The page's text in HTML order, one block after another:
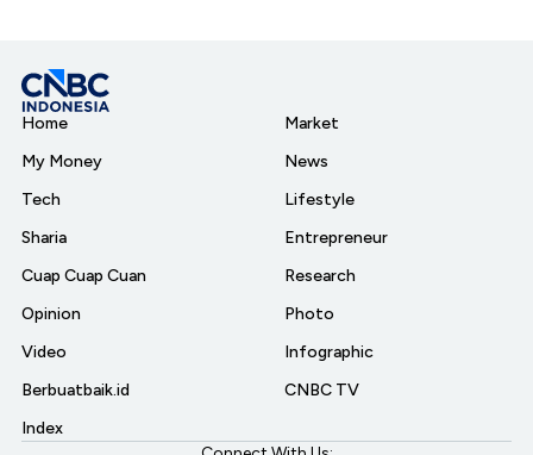
Home
My Money
Tech
Sharia
Cuap Cuap Cuan
Opinion
Video
Berbuatbaik.id
Index
Market
News
Lifestyle
Entrepreneur
Research
Photo
Infographic
CNBC TV